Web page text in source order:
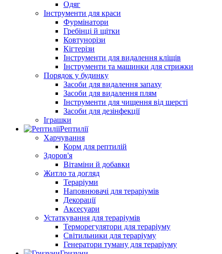
Одяг
Інструменти для краси
Фурмінатори
Гребінці й щітки
Ковтунорізи
Кігтерізи
Інструменти для видалення кліщів
Інструменти та машинки для стрижки
Порядок у будинку
Засоби для видалення запаху
Засоби для видалення плям
Інструменти для чищення від шерсті
Засоби для дезінфекції
Іграшки
Рептилії
Харчування
Корм для рептилій
Здоров'я
Вітаміни й добавки
Житло та догляд
Тераріуми
Наповнювачі для тераріумів
Декорації
Аксесуари
Устаткування для тераріумів
Терморегулятори для тераріуму
Світильники для тераріуму
Генератори туману для тераріуму